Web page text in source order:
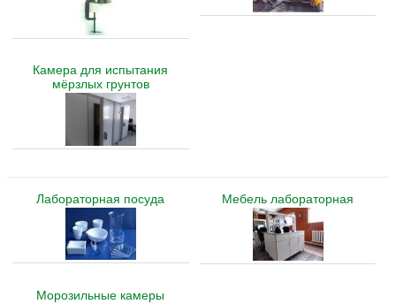
Камера для испытания
мёрзлых грунтов
Лабораторная посуда Мебель лабораторная
Морозильные камеры